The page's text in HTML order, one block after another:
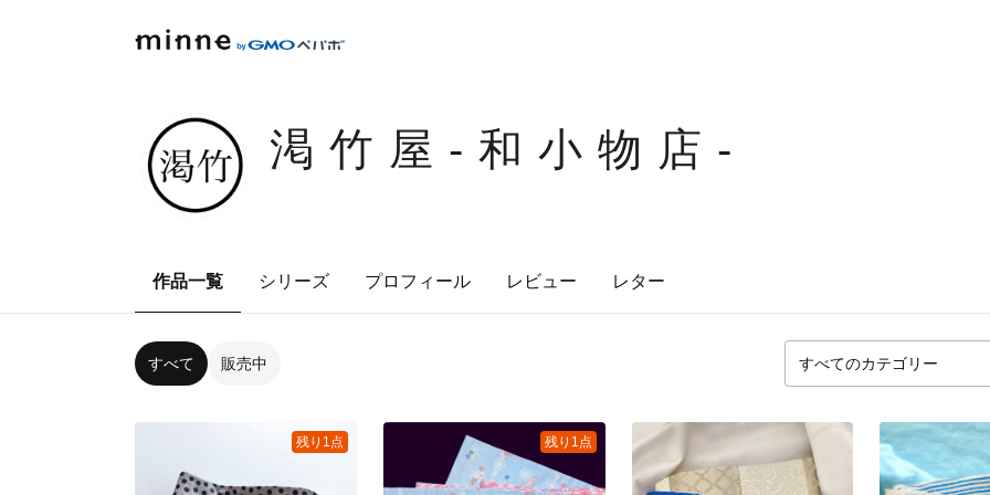
渇竹屋-和小物店-
作品一覧 シリーズ プロフィール レビュー レター
すべて 販売中
残り1点 残り1点